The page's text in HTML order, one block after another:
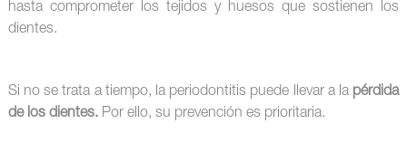
hasta comprometer los tejidos y huesos que sostienen los
dientes.
Si no se trata a tiempo, la periodontitis puede llevar a la pérdida
de los dientes.Por ello, su prevención es prioritaria.